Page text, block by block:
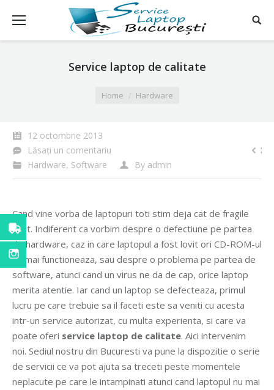
Service laptop de calitate
Home Hardware
12 octombrie 2013
Lăsați un comentariu
Hardware, Software By admin
Cand vine vorba de laptopuri toti stim deja cat de fragile
sunt. Indiferent ca vorbim despre o defectiune pe partea
de hardware, caz in care laptopul a fost lovit ori CD-ROM-ul
nu mai functioneaza, sau despre o problema pe partea de
software, atunci cand un virus ne da de cap, orice laptop
merita atentie. Iar cand un laptop se defecteaza, primul
lucru pe care trebuie sa il faceti este sa veniti cu acesta
intr-un service autorizat, cu multa experienta, si care va
poate oferi service laptop de calitate. Aici intervenim
noi. Sediul nostru din Bucuresti va pune la dispozitie o serie
de servicii ce va pot ajuta sa treceti peste momentele
neplacute pe care le intampinati atunci cand laptopul nu mai